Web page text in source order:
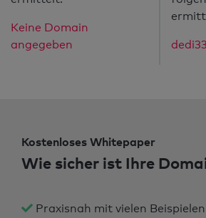
Keine Domain
angegeben
Kostenloses Whitepaper
Wie sicher ist Ihre
Praxisnah mit vielen Beispielen